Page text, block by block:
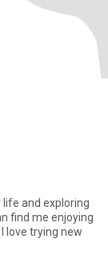
life and exploring
find me enjoying
love trying new